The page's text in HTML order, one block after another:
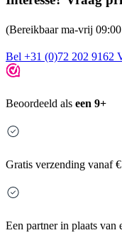
(Bereikbaar ma-vrij
Bel +31 (0)72 202 9162
Beoordeeld als een 9+
Gratis verzending vanaf
Een partner in plaats van